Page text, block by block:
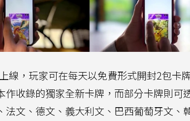
線，玩家可在每天以免費形式開封2包卡
收錄的獨家全新卡牌，而部分卡牌則可
文、德文、義大利文、巴西葡萄牙文、